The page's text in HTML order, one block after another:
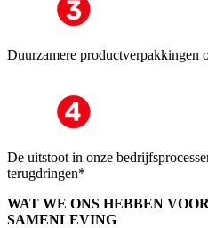
Duurzamere productverpakkingen
De uitstoot in onze
terugdringen*
WAT WE ONS HEBBEN
SAMENLEVING